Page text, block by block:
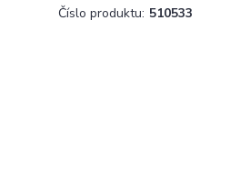
Číslo produktu: 510533